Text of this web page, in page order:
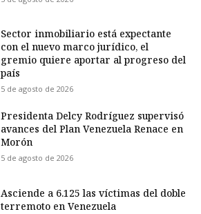
Sector inmobiliario está expectante
con el nuevo marco jurídico, el
gremio quiere aportar al progreso del
país
5 de agosto de 2026
Presidenta Delcy Rodríguez supervisó
avances del Plan Venezuela Renace en
Morón
5 de agosto de 2026
Asciende a 6.125 las víctimas del doble
terremoto en Venezuela